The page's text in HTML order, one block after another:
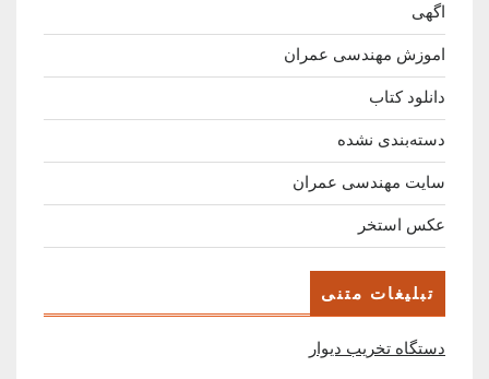
اگهی
اموزش مهندسی عمران
دانلود کتاب
دسته‌بندی نشده
سایت مهندسی عمران
عکس استخر
تبلیغات متنی
دستگاه تخریب دیوار